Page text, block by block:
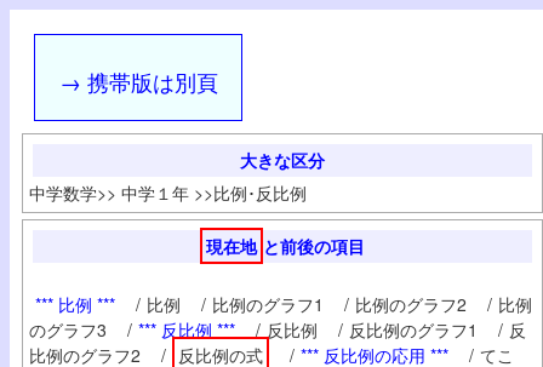
→ 携帯版は別頁
大きな区分
中学数学>> 中学１年 >>比例･反比例
現在地 と前後の項目
*** 比例 *** / 比例 / 比例のグラフ1 / 比例のグラフ2 / 比例
のグラフ3
/ *** 反比例 *** / 反比例 / 反比例のグラフ1 / 反
比例のグラフ2
/ 反比例の式 / *** 反比例の応用 *** / てこ